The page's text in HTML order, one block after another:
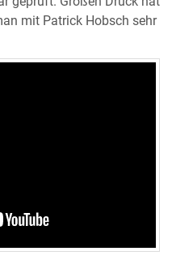
mit Patrick Hobsch sehr